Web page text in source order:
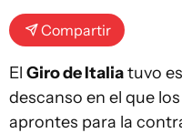
Compartir
El Giro de Italiatuvo
descanso en el que
aprontes para la